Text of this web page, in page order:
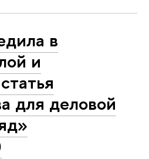
в
и
для деловой